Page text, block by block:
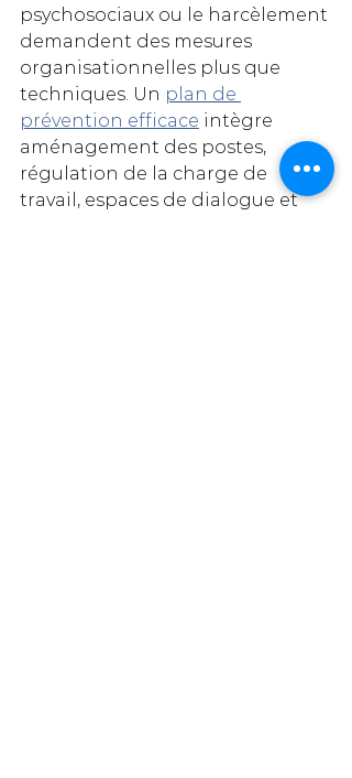
psychosociaux ou le harcèlement
demandent des mesures
organisationnelles plus que
techniques. Un plan de
prévention efficace intègre
aménagement des postes,
régulation de la charge de
travail, espaces de dialogue et